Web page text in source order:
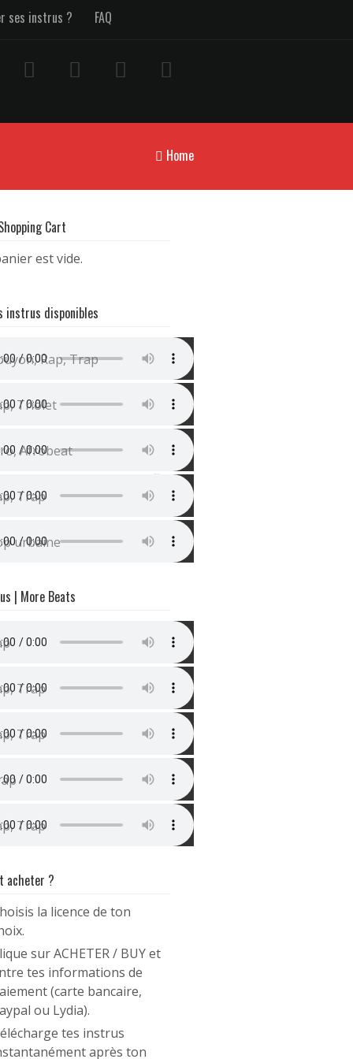
ses instrus ? FAQ
Home
Cart
est vide.
instrus disponibles
Trap Bouyon (TH x 1T1 Type beat) | Bouyav
Rap, Trap
Rap Mélodieuse (Youssoupha Type Beat) |
Triolet
Djo x Gims type Beat (Instru Afro) | Allumer
Afrobeat
Trap Sombre (La Rvfleuze type beat) | Nuit
Trap
Zumba / Pop Urbaine | Latina
urbaine
| More Beats
rap mélancolique | Souvenirs
Scott / Guitare Type Beat | Travis
Trap
Rap Piano (Ninho Type Beat) | Dehors
Trap
Rap Mélodieuse type Lesram | « Pleine Lune »
Trap
acheter ?
la licence de ton
sur ACHETER / BUY et
tes informations de
(carte bancaire,
ou Lydia).
tes instrus
après ton